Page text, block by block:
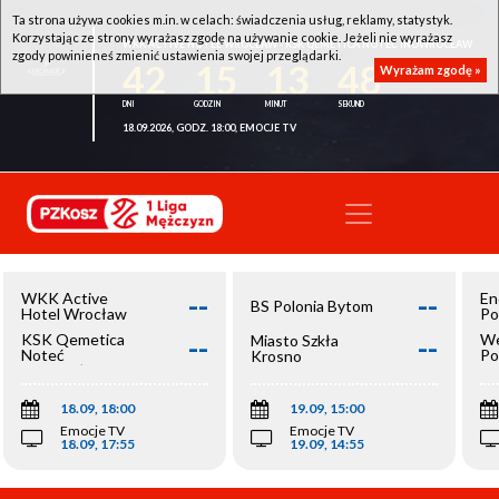
WKK ACTIVE HOTEL WROCŁAW - KSK QEMETICA NOTEĆ INOWROCŁAW
48
18.09.2026, GODZ. 18:00, EMOCJE TV
WKK Active
Hotel Wrocław
--
KSK Qemetica
Noteć
Inowrocław
--
18.09, 18:00
Emocje TV
18.09, 17:55
BS Polonia Bytom --
Miasto Szkła
Krosno
--
19.09, 15:00
Emocje TV
19.09, 14:55
Ta strona używa cookies m.in. w celach: świadczenia usług, reklamy, statystyk.
Korzystając ze strony wyrażasz zgodę na używanie cookie. Jeżeli nie wyrażasz
zgody powinieneś zmienić ustawienia swojej przeglądarki.
Wyrażam zgodę »